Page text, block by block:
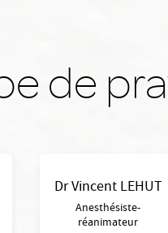
de
Dr Vincent LEHUT
Anesthésiste-
réanimateur